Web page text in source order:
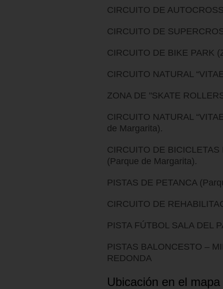
CIRCUITO DE
CIRCUITO DE
CIRCUITO DE BIKE PARK
CIRCUITO NATURAL
ZONA DE "SKATE
CIRCUITO NATURAL
de Margarita).
CIRCUITO DE BICICLETAS
(Parque de Margarita).
PISTAS DE PETANCA
CIRCUITO DE
PISTA FÚTBOL SALA DEL
PISTAS BALONCESTO –
REDONDA
Ubicación en el mapa